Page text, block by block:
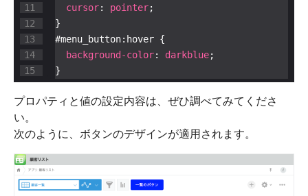
14
cursor: pointer
background-color: darkblue
}
プロパティと値の設定内容は、ぜひ調べてみてくださ
い。
次のように、ボタンのデザインが適用されます。